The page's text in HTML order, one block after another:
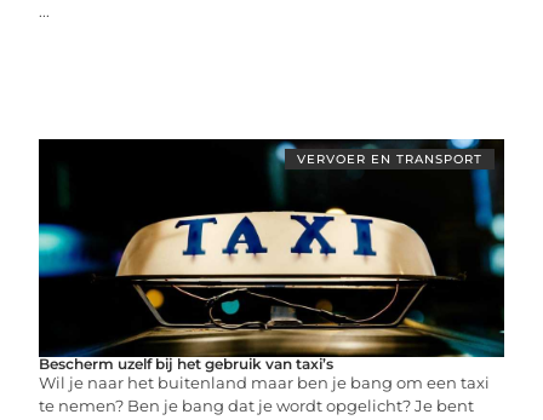
...
VERVOER EN TRANSPORT
Bescherm uzelf bij het gebruik van taxi’s
Wil je naar het buitenland maar ben je bang om een ​​taxi
te nemen? Ben je bang dat je wordt opgelicht? Je bent